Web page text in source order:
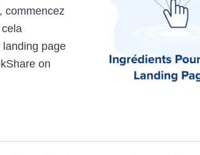
commencez
page
on